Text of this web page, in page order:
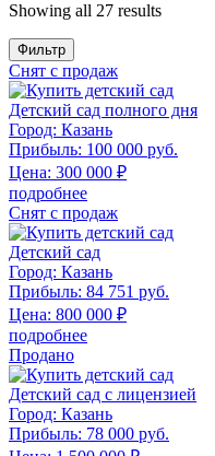
Showing all 27 results
Фильтр
Снят с продаж
Детский сад полного дня
Город: Казань
Прибыль: 100 000 руб.
Цена: 300 000 ₽
подробнее
Снят с продаж
Детский сад
Город: Казань
Прибыль: 84 751 руб.
Цена: 800 000 ₽
подробнее
Продано
Детский сад с лицензией
Город: Казань
Прибыль: 78 000 руб.